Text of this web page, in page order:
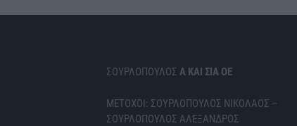
ΣΟΥΡΛΟΠΟΥΛΟΣ Α ΚΑΙ ΣΙΑ ΟΕ
ΜΕΤΟΧΟΙ: ΣΟΥΡΛΟΠΟΥΛΟΣ ΝΙΚΟΛΑΟΣ –
ΣΟΥΡΛΟΠΟΥΛΟΣ ΑΛΕΞΑΝΔΡΟΣ